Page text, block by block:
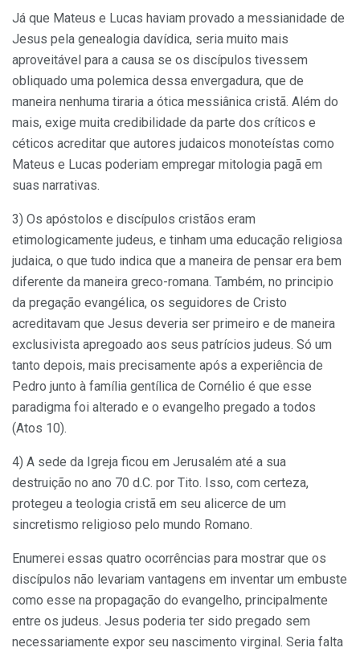
Já que Mateus e Lucas haviam provado a messianidade de
Jesus pela genealogia davídica, seria muito mais
aproveitável para a causa se os discípulos tivessem
obliquado uma polemica dessa envergadura, que de
maneira nenhuma tiraria a ótica messiânica cristã. Além do
mais, exige muita credibilidade da parte dos críticos e
céticos acreditar que autores judaicos monoteístas como
Mateus e Lucas poderiam empregar mitologia pagã em
suas narrativas.
3) Os apóstolos e discípulos cristãos eram
etimologicamente judeus, e tinham uma educação religiosa
judaica, o que tudo indica que a maneira de pensar era bem
diferente da maneira greco-romana. Também, no principio
da pregação evangélica, os seguidores de Cristo
acreditavam que Jesus deveria ser primeiro e de maneira
exclusivista apregoado aos seus patrícios judeus. Só um
tanto depois, mais precisamente após a experiência de
Pedro junto à família gentílica de Cornélio é que esse
paradigma foi alterado e o evangelho pregado a todos
(Atos 10).
4) A sede da Igreja ficou em Jerusalém até a sua
destruição no ano 70 d.C. por Tito. Isso, com certeza,
protegeu a teologia cristã em seu alicerce de um
sincretismo religioso pelo mundo Romano.
Enumerei essas quatro ocorrências para mostrar que os
discípulos não levariam vantagens em inventar um embuste
como esse na propagação do evangelho, principalmente
entre os judeus. Jesus poderia ter sido pregado sem
necessariamente expor seu nascimento virginal. Seria falta